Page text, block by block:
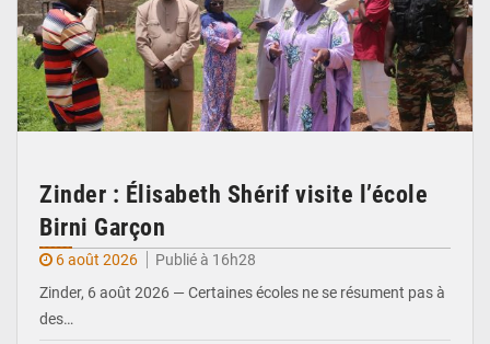
Zinder : Élisabeth Shérif visite l’école
Birni Garçon
6 août 2026
Publié à 16h28
Zinder, 6 août 2026 — Certaines écoles ne se résument pas à
des…